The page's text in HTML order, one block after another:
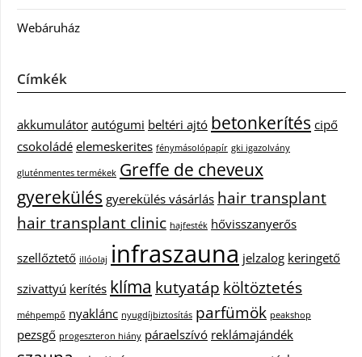
Webáruház
Címkék
akkumulátor autógumi beltéri ajtó betonkerítés cipő
csokoládé elemeskerites fénymásolópapír gki igazolvány
gluténmentes termékek Greffe de cheveux
gyerekülés gyerekülés vásárlás hair transplant
hair transplant clinic hajfesték hővisszanyerős
szellőztető illóolaj infraszauna jelzalog keringető
szivattyú kerítés klíma kutyatáp költöztetés
méhpempő nyaklánc nyugdíjbiztosítás parfümök peakshop
pezsgő progeszteron hiány páraelszívó reklámajándék